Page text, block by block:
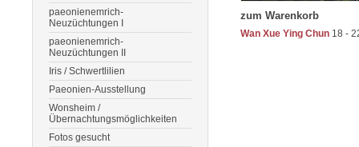
paeonienemrich-
Neuzüchtungen I
paeonienemrich-
Neuzüchtungen II
Iris / Schwertlilien
Paeonien-Ausstellung
Wonsheim /
Übernachtungsmöglichkeiten
Fotos gesucht
zum Warenkorb
Wan Xue Ying Chun 18 -